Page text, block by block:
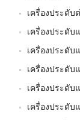
เครื่องประดับ
เครื่องประดับ
เครื่องประดับ
เครื่องประดับ
เครื่องประดับ
เครื่องประดับ